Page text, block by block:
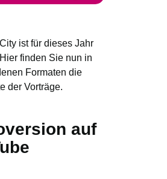
ist für dieses Jahr
finden Sie nun in
Formaten die
der Vorträge.
auf